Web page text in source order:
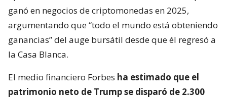
ganó en negocios de criptomonedas en 2025,
argumentando que “todo el mundo está obteniendo
ganancias” del auge bursátil desde que él regresó a
la Casa Blanca.
El medio financiero Forbes ha estimado que el
patrimonio neto de Trump se disparó de 2.300